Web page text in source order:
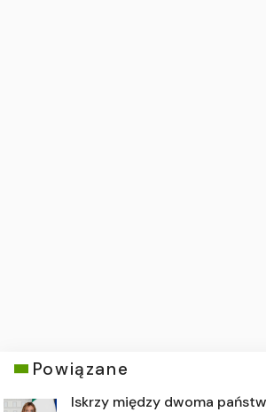
Powiązane
Iskrzy między dwoma